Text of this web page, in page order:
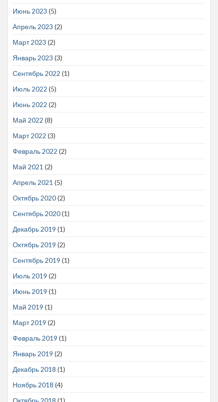
Июнь 2023 (5)
Апрель 2023 (2)
Март 2023 (2)
Январь 2023 (3)
Сентябрь 2022 (1)
Июль 2022 (5)
Июнь 2022 (2)
Май 2022 (8)
Март 2022 (3)
Февраль 2022 (2)
Май 2021 (2)
Апрель 2021 (5)
Октябрь 2020(2)
Сентябрь 2020(1)
Декабрь 2019 (1)
Октябрь 2019 (2)
Сентябрь 2019 (1)
Июль 2019 (2)
Июнь 2019 (1)
Май 2019 (1)
Март 2019 (2)
Февраль 2019 (1)
Январь 2019 (2)
Декабрь 2018 (1)
Ноябрь 2018 (4)
Октябрь 2018 (1)